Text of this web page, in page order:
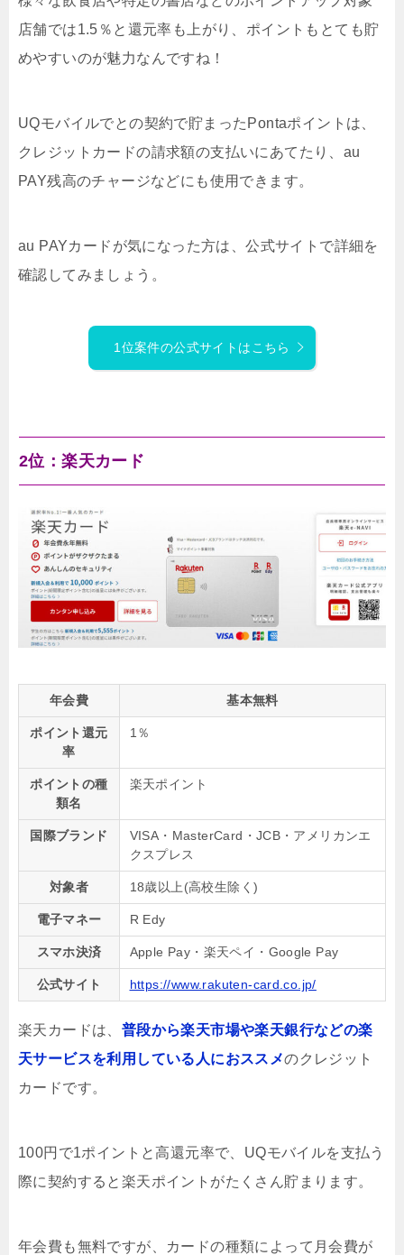
店舗では1.5％と還元率も上がり、ポイントもとても貯
めやすいのが魅力なんですね！
UQモバイルでとの契約で貯まったPontaポイントは、
クレジットカードの請求額の支払いにあてたり、au
PAY残高のチャージなどにも使用できます。
au PAYカードが気になった方は、公式サイトで詳細を
確認してみましょう。
1位案件の公式サイトはこちら
2位：楽天カード
年会費 基本無料
ポイント還元
率
1％
ポイントの種
類名
楽天ポイント
国際ブランド
VISA・MasterCard・JCB・アメリカンエ
クスプレス
対象者 18歳以上(高校生除く)
電子マネー R Edy
スマホ決済 Apple Pay・楽天ペイ・Google Pay
公式サイト https://www.rakuten-card.co.jp/
楽天カードは、 普段から楽天市場や楽天銀行などの楽
天サービスを利用している人におススメのクレジット
カードです。
100円で1ポイントと高還元率で、UQモバイルを支払う
際に契約すると楽天ポイントがたくさん貯まります。
年会費も無料ですが、カードの種類によって月会費が